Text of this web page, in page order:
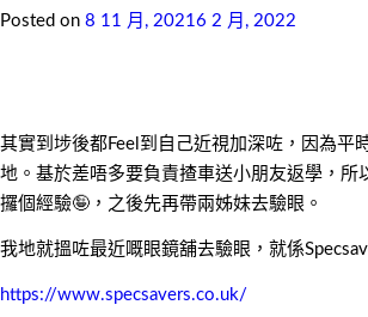
Posted on 8 11 月, 20216 2 月, 2022
其實到埗後都Feel到自己近視加深咗，因為平
地。基於差唔多要負責揸車送小朋友返學，所
攞個經驗🤪，之後先再帶兩姊妹去驗眼。
我地就搵咗最近嘅眼鏡舖去驗眼，就係
https://www.specsavers.co.uk/